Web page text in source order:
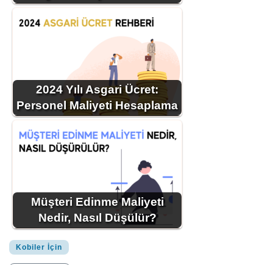
2024 Yılı Asgari Ücret:
Personel Maliyeti Hesaplama
Müşteri Edinme Maliyeti
Nedir, Nasıl Düşülür?
Kobiler İçin